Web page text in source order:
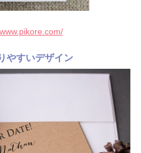
やすいデザイン